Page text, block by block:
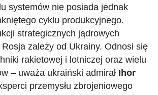
systemów nie posiada jednak
cyklu produkcyjnego.
strategicznych jądrowych
zależy od Ukrainy. Odnosi się
rakietowej i lotniczej oraz wielu
– uważa ukraiński admirał Ihor
przemysłu zbrojeniowego